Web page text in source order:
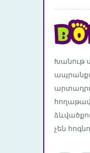
Խանութ
չեն